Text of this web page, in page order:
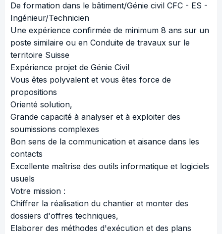
De formation dans le bâtiment/Génie civil CFC - ES -
Ingénieur/Technicien
Une expérience confirmée de minimum 8 ans sur un
poste similaire ou en Conduite de travaux sur le
territoire Suisse
Expérience projet de Génie Civil
Vous êtes polyvalent et vous êtes force de
propositions
Orienté solution,
Grande capacité à analyser et à exploiter des
soumissions complexes
Bon sens de la communication et aisance dans les
contacts
Excellente maîtrise des outils informatique et logiciels
usuels
Votre mission :
Chiffrer la réalisation du chantier et monter des
dossiers d'offres techniques,
Elaborer des méthodes d'exécution et des plans